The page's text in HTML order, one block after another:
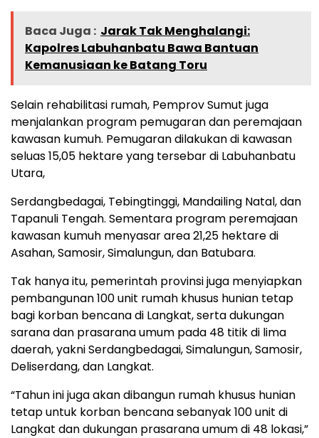
Baca Juga : Jarak Tak Menghalangi:
Kapolres Labuhanbatu Bawa Bantuan
Kemanusiaan ke Batang Toru
Selain rehabilitasi rumah, Pemprov Sumut juga
menjalankan program pemugaran dan peremajaan
kawasan kumuh. Pemugaran dilakukan di kawasan
seluas 15,05 hektare yang tersebar di Labuhanbatu
Utara,
Serdangbedagai, Tebingtinggi, Mandailing Natal, dan
Tapanuli Tengah. Sementara program peremajaan
kawasan kumuh menyasar area 21,25 hektare di
Asahan, Samosir, Simalungun, dan Batubara.
Tak hanya itu, pemerintah provinsi juga menyiapkan
pembangunan 100 unit rumah khusus hunian tetap
bagi korban bencana di Langkat, serta dukungan
sarana dan prasarana umum pada 48 titik di lima
daerah, yakni Serdangbedagai, Simalungun, Samosir,
Deliserdang, dan Langkat.
“Tahun ini juga akan dibangun rumah khusus hunian
tetap untuk korban bencana sebanyak 100 unit di
Langkat dan dukungan prasarana umum di 48 lokasi,”